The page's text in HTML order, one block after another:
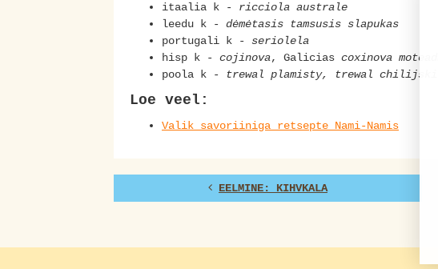
itaalia k - ricciola australe
leedu k - dėmėtasis tamsusis slapukas
portugali k - seriolela
hisp k
- cojinova, Galicias coxinova moteada
poola k -
trewal plamisty, trewal chilijski
Loe veel:
Valik savoriiniga retsepte Nami-Namis
EELMINE: KIHVKALA